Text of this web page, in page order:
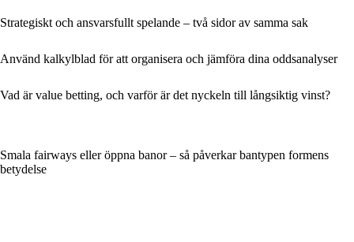
Strategiskt och ansvarsfullt spelande – två sidor av samma sak
Använd kalkylblad för att organisera och jämföra dina oddsanalyser
Vad är value betting, och varför är det nyckeln till långsiktig vinst?
Smala fairways eller öppna banor – så påverkar bantypen formens
betydelse